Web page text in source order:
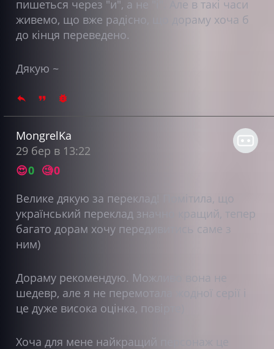
пишеться через "и", а не "і". Але в такі часи
живемо, що вже радісно, що дораму хоча б
до кінця переведено.
Дякую ~
MongrelKa
29 бер в 13:22
😍0 🧐0
Велике дякую за переклад! Помітила, що
український переклад значно кращий, тепер
багато дорам хочу передивитись саме з
ним)
Дораму рекомендую. Можливо вона не
шедевр, але я не перемотала жодної серії і
це дуже висока оцінка, повірте)
Хоча для мене найкращий персонаж це